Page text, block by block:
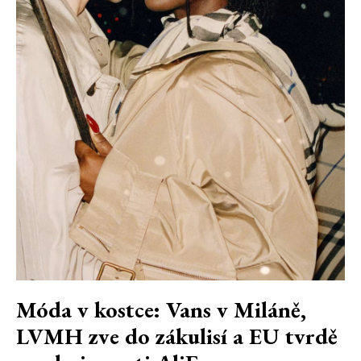
Móda v kostce: Vans v Miláně,
LVMH zve do zákulisí a EU tvrdě